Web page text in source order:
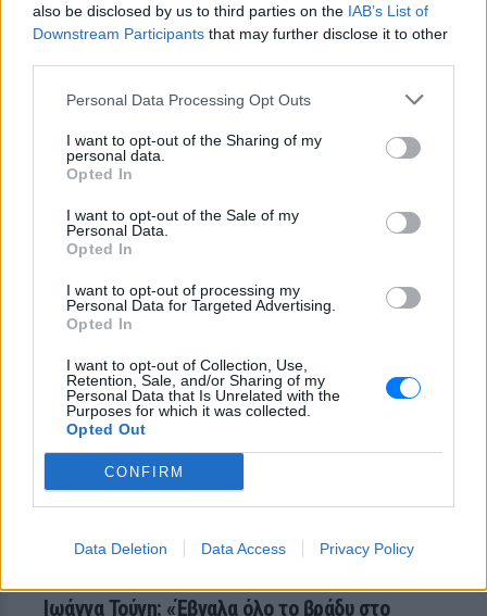
also be disclosed by us to third parties on the IAB’s List of
Downstream Participants that may further disclose it to other
Personal Data Processing Opt Outs
I want to opt-out of the Sharing of my
personal data.
Opted In
I want to opt-out of the Sale of my
Personal Data.
Opted In
I want to opt-out of processing my
Personal Data for Targeted Advertising.
Opted In
I want to opt-out of Collection, Use,
Retention, Sale, and/or Sharing of my
Personal Data that Is Unrelated with the
Purposes for which it was collected.
Opted Out
CONFIRM
Data Deletion Data Access Privacy Policy
να ακολουθεί λίγες εβδομάδες μετά τη
γέννησή του τον Ιούλιο του 2025.
Βάλια Χατζηθεοδώρου: Μπικίνι
και βραδινές έξοδοι στη
Μύκονο – Οι φωτογραφίες της
ΣΉΜΕΡΑ
των ανέμων».
Πάρο με μαύρο μπικίνι ‑ δείτε
τις πόζες της
Το μοντέλο μοιράστηκε φωτογραφίες
από τις καλοκαιρινές της διακοπές στο
νησί των Κυκλάδων
Ιωάννα Τούνη: «Έβγαλα όλο το βράδυ στο